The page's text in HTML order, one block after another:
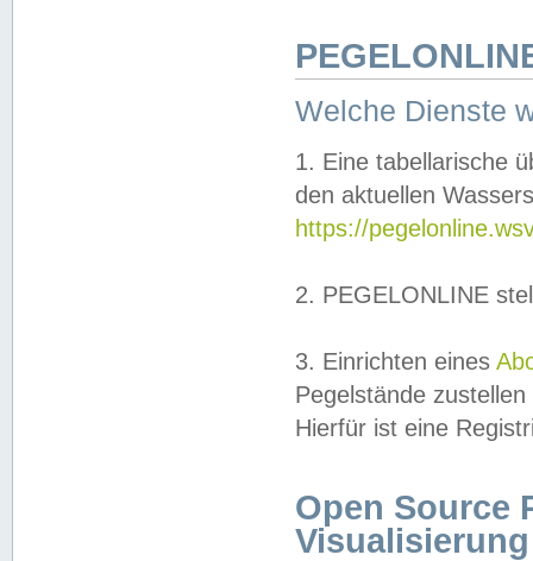
Welche Dienste
1. Eine tabellarische
den aktuellen
https://
2. PEGELONLINE
3. Einrichten eines
Pegelstände
Hierfür ist eine
Open Source
Visualisierung